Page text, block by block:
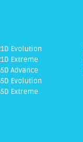
Evolution
Extreme
Advance
Evolution
Extreme